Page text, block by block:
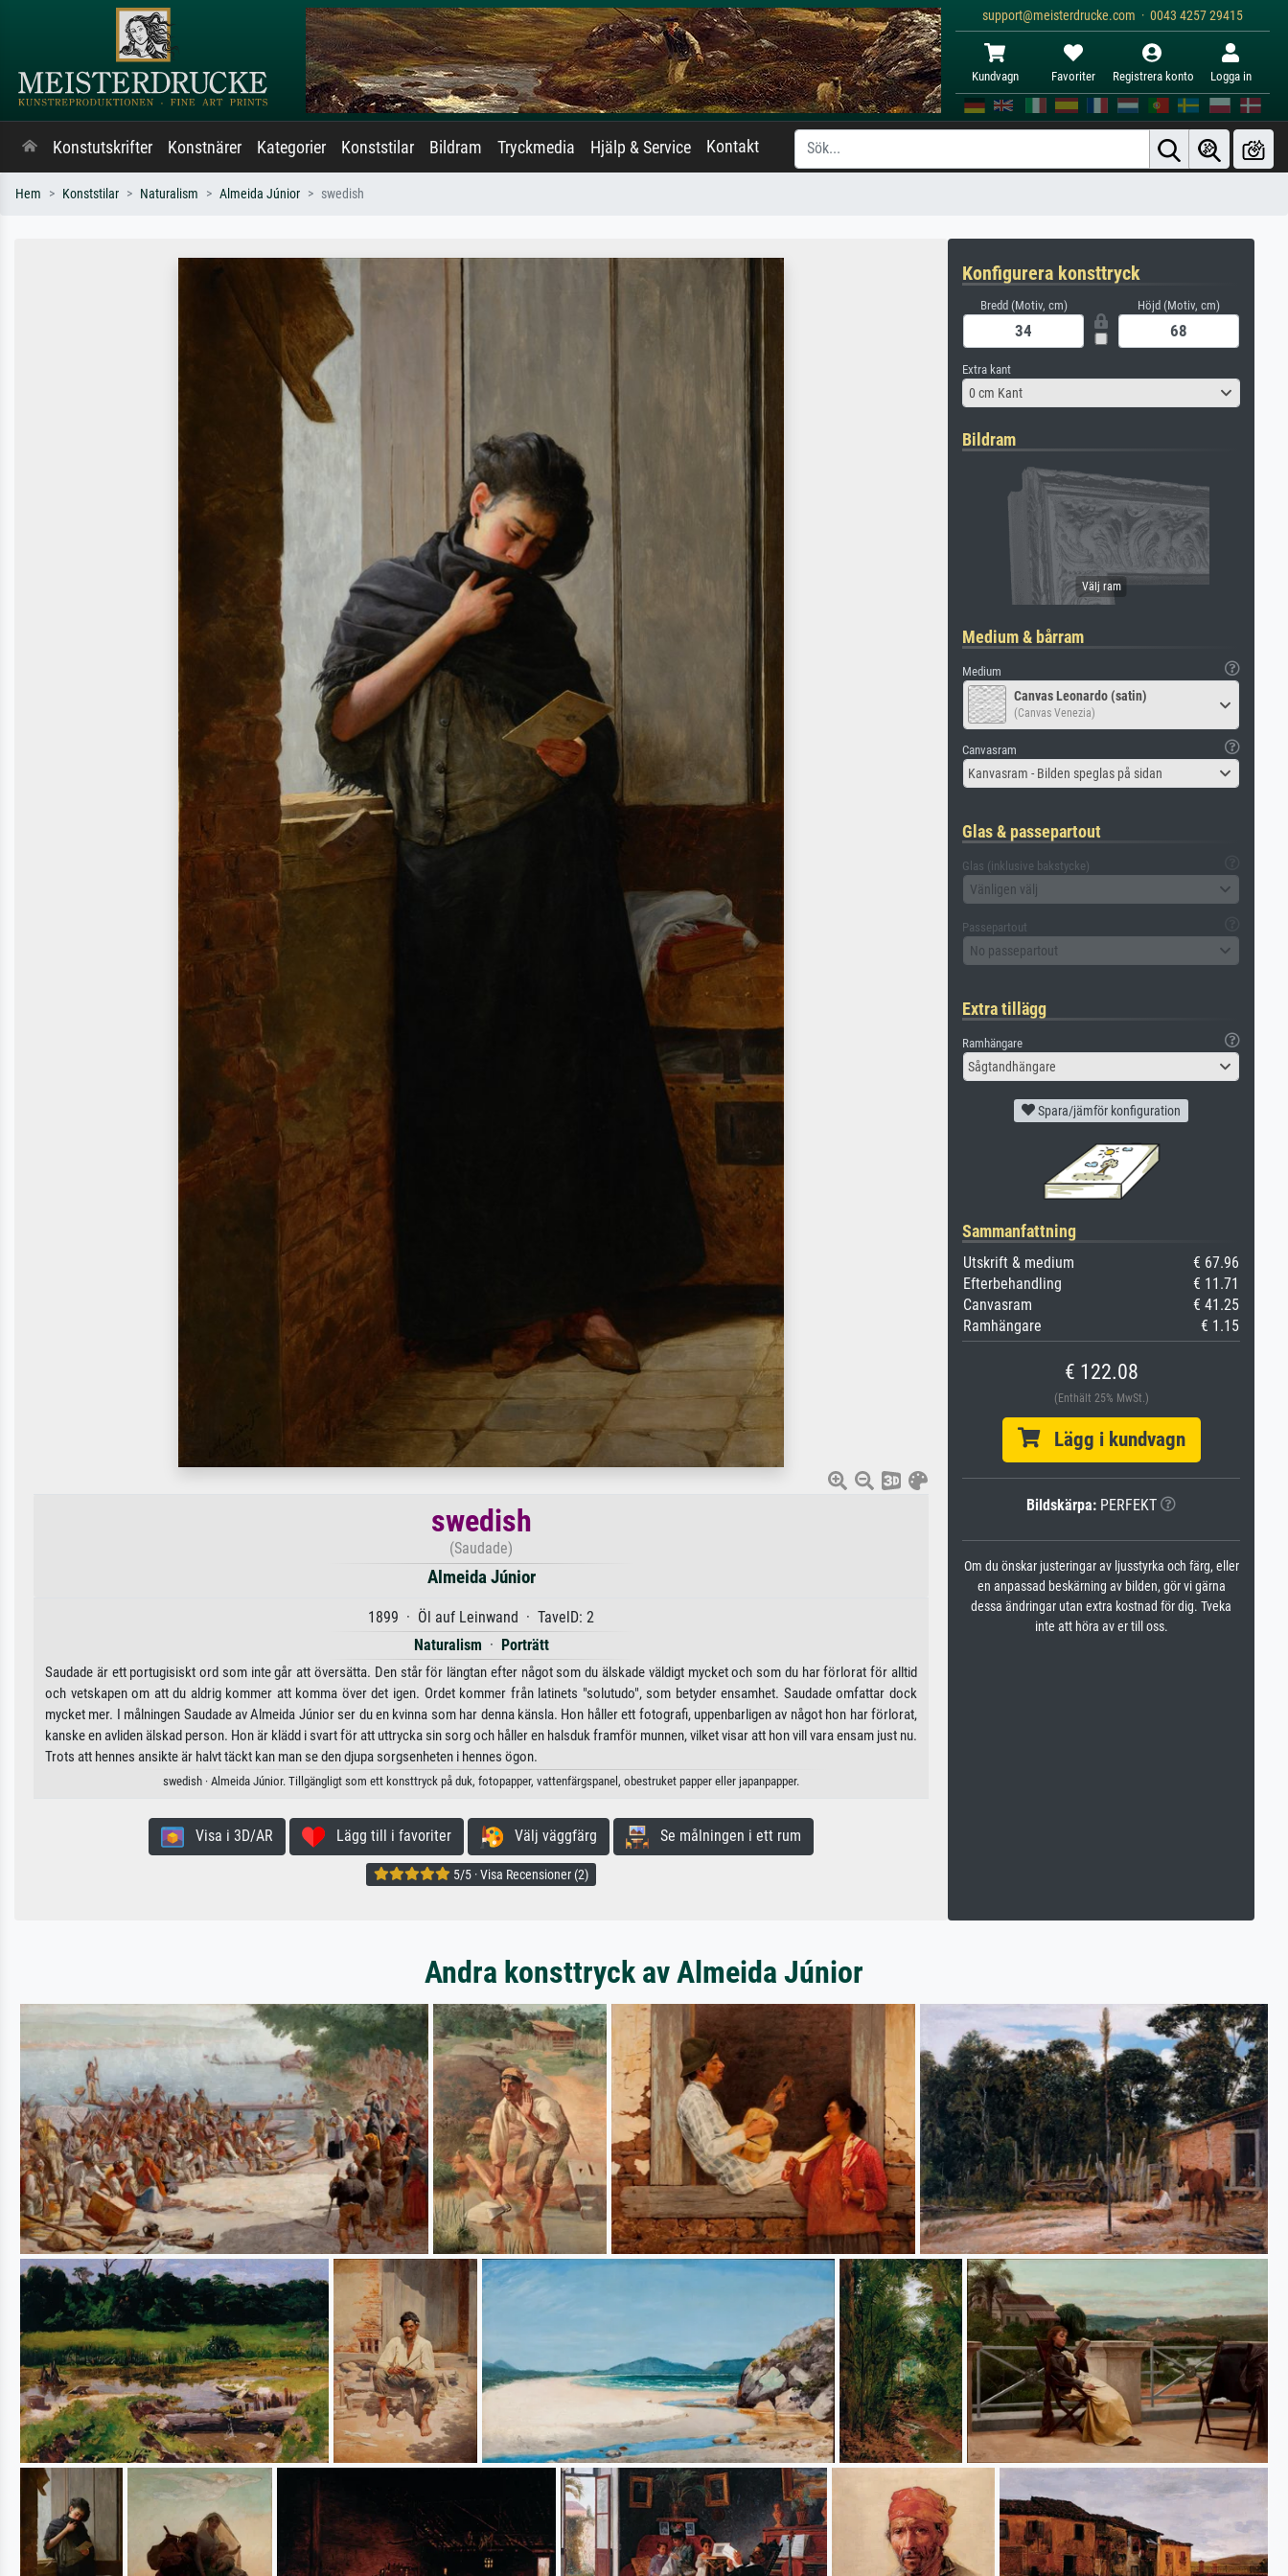
support@meisterdrucke.com · 0043 4257 29415
Kundvagn Favoriter Registrera konto Logga in
Konstutskrifter Konstnärer Kategorier Konststilar Bildram Tryckmedia Hjälp & Service Kontakt
Hem Konststilar Naturalism Almeida Júnior swedish
swedish
(Saudade)
Almeida Júnior
1899 · Öl auf Leinwand · TavelD: 2
Naturalism · Porträtt
Saudade är ett portugisiskt ord som inte går att översätta. Den står för längtan efter något som du älskade väldigt mycket och som du har förlorat för alltid
och vetskapen om att du aldrig kommer att komma över det igen. Ordet kommer från latinets "solutudo", som betyder ensamhet. Saudade omfattar dock
mycket mer. I målningen Saudade av Almeida Júnior ser du en kvinna som har denna känsla. Hon håller ett fotografi, uppenbarligen av något hon har förlorat,
kanske en avliden älskad person. Hon är klädd i svart för att uttrycka sin sorg och håller en halsduk framför munnen, vilket visar att hon vill vara ensam just nu.
Trots att hennes ansikte är halvt täckt kan man se den djupa sorgsenheten i hennes ögon.
swedish · Almeida Júnior. Tillgängligt som ett konsttryck på duk, fotopapper, vattenfärgspanel, obestruket papper eller japanpapper.
Visa i 3D/AR Lägg till i favoriter Välj väggfärg Se målningen i ett rum
5/5 · Visa Recensioner (2)
Konfigurera konsttryck
Bredd (Motiv, cm) Höjd (Motiv, cm)
Extra kant
0 cm Kant
Bildram
Medium & bårram
Medium
Canvas Leonardo (satin)
(Canvas Venezia)
Canvasram
Kanvasram - Bilden speglas på sidan
Glas & passepartout
Glas (inklusive bakstycke)
Vänligen välj
Passepartout
No passepartout
Extra tillägg
Ramhängare
Sågtandhängare
Spara/jämför konfiguration
Sammanfattning
Utskrift & medium
€ 67.96
Efterbehandling
€ 11.71
Canvasram
€ 41.25
Ramhängare
€ 1.15
€ 122.08
(Enthält 25% MwSt.)
Lägg i kundvagn
Bildskärpa: PERFEKT
Om du önskar justeringar av ljusstyrka och färg, eller
en anpassad beskärning av bilden, gör vi gärna
dessa ändringar utan extra kostnad för dig. Tveka
inte att höra av er till oss.
Andra konsttryck av Almeida Júnior